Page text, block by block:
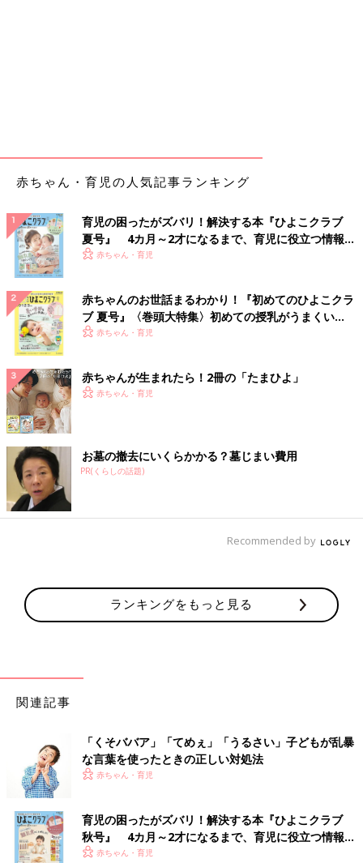
赤ちゃん・育児の人気記事ランキング
育児の困ったがズバリ！解決する本『ひよこクラブ
夏号』 4カ月～2才になるまで、育児に役立つ情報が
いっぱい！
赤ちゃん・育児
赤ちゃんのお世話まるわかり！『初めてのひよこクラ
ブ 夏号』〈巻頭大特集〉初めての授乳がうまくい
く！ おっぱい・ミルクの基本と夏のトラブル 解決テ
赤ちゃん・育児
赤ちゃんが生まれたら！2冊の「たまひよ」
赤ちゃん・育児
お墓の撤去にいくらかかる？墓じまい費用
PR(くらしの話題)
Recommended by
ランキングをもっと見る
関連記事
「くそババア」「てめぇ」「うるさい」子どもが乱暴
な言葉を使ったときの正しい対処法
赤ちゃん・育児
育児の困ったがズバリ！解決する本『ひよこクラブ
秋号』 4カ月～2才になるまで、育児に役立つ情報が
いっぱい！
赤ちゃん・育児